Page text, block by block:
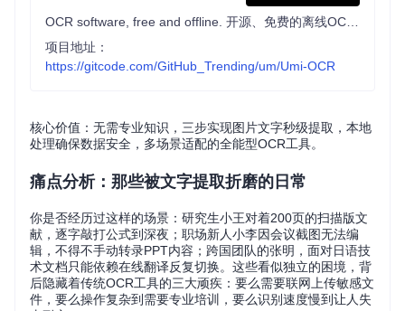
项目地址：
https://gitcode.com/GitHub_Trending/um/Umi-OCR
核心价值：无需专业知识，三步实现图片文字秒级提取，本地
处理确保数据安全，多场景适配的全能型OCR工具。
痛点分析：那些被文字提取折磨的日常
你是否经历过这样的场景：研究生小王对着200页的扫描版文
献，逐字敲打公式到深夜；职场新人小李因会议截图无法编
辑，不得不手动转录PPT内容；跨国团队的张明，面对日语技
术文档只能依赖在线翻译反复切换。这些看似独立的困境，背
后隐藏着传统OCR工具的三大顽疾：要么需要联网上传敏感文
件，要么操作复杂到需要专业培训，要么识别速度慢到让人失